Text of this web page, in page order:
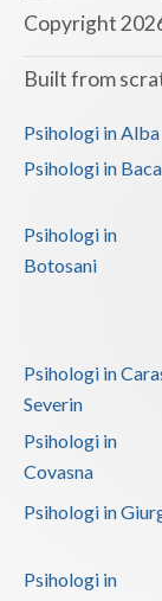
Copyright
Built from
Psihologi in Alba
Psihologi in
Psihologi in
Botosani
Psihologi in
Severin
Psihologi in
Covasna
Psihologi in
Psihologi in